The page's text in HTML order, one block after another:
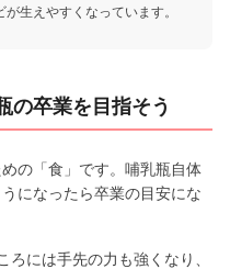
生えやすくなっています。
の卒業を目指そう
の「食」です。哺乳瓶自体
になったら卒業の目安にな
には手先の力も強くなり、